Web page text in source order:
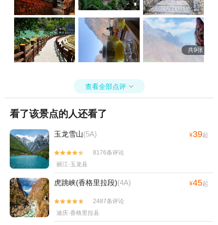
共9张
查看全部点评 
看了该景点的人还看了
玉龙雪山(5A) ¥39起


8176条评论
丽江·玉龙县
虎跳峡(香格里拉段)(4A) ¥45起


2487条评论
迪庆·香格里拉县